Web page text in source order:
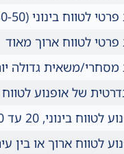
לטווח בינוני (30-50 ק"מ)
פרטי לטווח ארוך מאוד
מסחרי/משאית גדולה
של אופנוע לטווח קצר
בינוני, 20 עד 50 ק"מ
לטווח ארוך או בין